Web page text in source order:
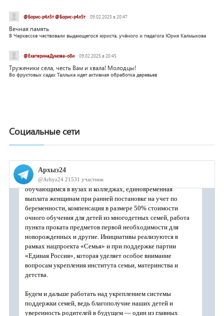
@Борис-р4л5т @Борис-р4л5т 09.02.2025 в 20:47
Вечная память
В Черкесске чествовали выдающегося юриста, учёного и педагога Юрия Калмыкова
@ЕкатеринаДумова-о8и 09.02.2025 в 20:45
Труженики села, честь Вам и хвала! Молодцы!
Во фруктовых садах Таллыка идет активная обработка деревьев
Социальные сети